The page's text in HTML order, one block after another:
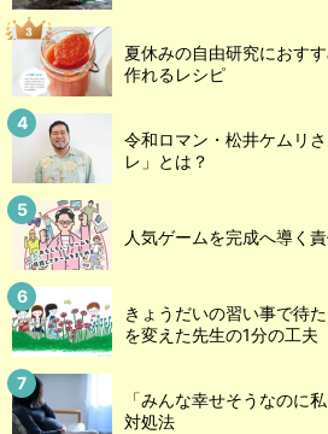
夏休みの自由研究におす
作れるレシピ
令和ロマン・松井ケムリ
レ」とは？
人気ゲームを完成へ導く
きょうだいの習い事で待
を変えた先生の1分の工夫
「みんな幸せそうなのに
対処法